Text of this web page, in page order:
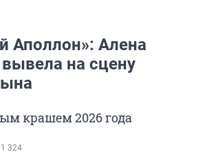
Аполлон»: Алена
на сцену
крашем 2026 года
1 324